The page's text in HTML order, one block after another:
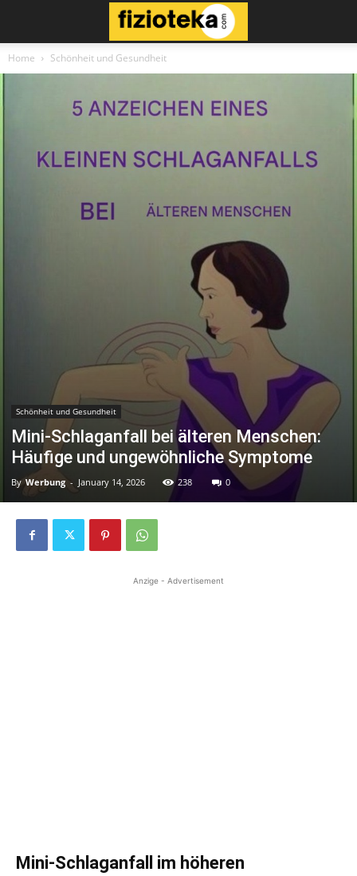
Home Schönheit und Gesundheit
Schönheit und Gesundheit
Mini-Schlaganfall bei älteren Menschen:
Häufige und ungewöhnliche Symptome
By Werbung - January 14, 2026 238 0
Anzige - Advertisement
Mini-Schlaganfall im höheren